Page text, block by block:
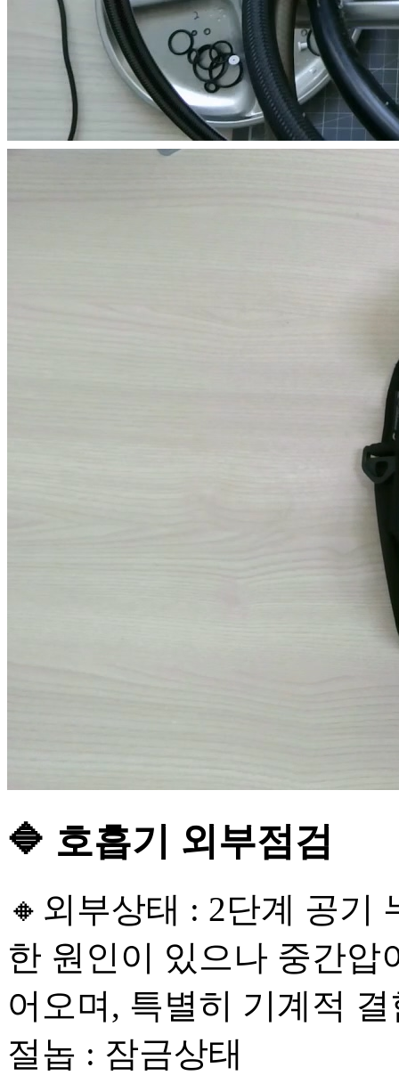
🔷 호흡기 외부점검
🔸외부상태 : 2단계 공기
한 원인이 있으나 중간압
어오며, 특별히 기계적
절놉 : 잠금상태